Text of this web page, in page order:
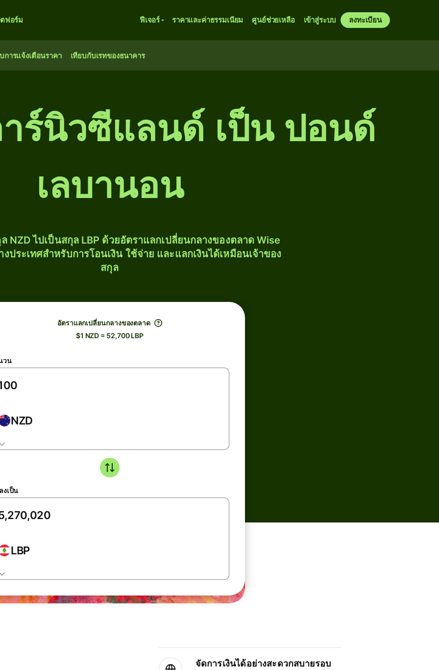
ฟอร์ม ฟีเจอร์ ราคาและค่าธรรมเนียม ศูนย์ช่วยเหลือ เข้าสู่ระบบ ลงทะเบียน
การแจ้งเตือนราคา เทียบกับเรทของธนาคาร
ร์นิวซีแลนด์ เป็น ปอนด์
เลบานอน
NZD ไปเป็นสกุล LBP ด้วยอัตราแลกเปลี่ยนกลางของตลาด Wise
ประเทศสำหรับการโอนเงิน ใช้จ่าย และแลกเงินได้เหมือนเจ้าของ
สกุล
อัตราแลกเปลี่ยนกลางของตลาด
$1 NZD = 52,700 LBP
วน
NZD
งเป็น
LBP
จัดการเงินได้อย่างสะดวกสบายรอบ